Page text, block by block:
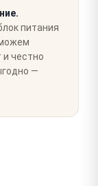
питания
честно
—